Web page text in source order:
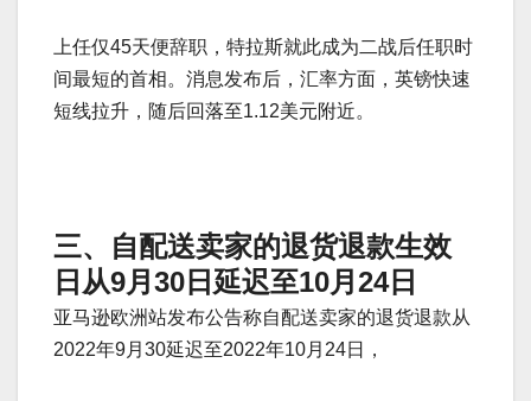
上任仅45天便辞职，特拉斯就此成为二战后任职时
间最短的首相。消息发布后，汇率方面，英镑快速
短线拉升，随后回落至1.12美元附近。
三、自配送卖家的退货退款生效
日从9月30日延迟至10月24日
亚马逊欧洲站发布公告称自配送卖家的退货退款从
2022年9月30延迟至2022年10月24日，